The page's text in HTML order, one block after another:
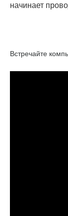
начинает
Встречайте